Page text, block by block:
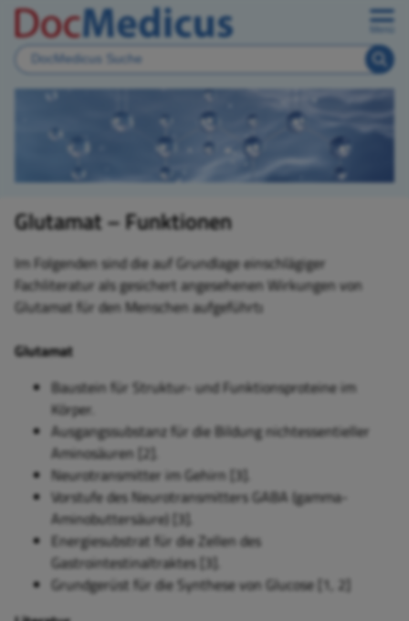
Glutamat – Funktionen
Im Folgenden sind die auf Grundlage einschlägiger
Fachliteratur als gesichert angesehenen Wirkungen von
Glutamat für den Menschen aufgeführt:
Glutamat
Baustein für Struktur- und Funktionsproteine im
Körper.
Ausgangssubstanz für die Bildung nichtessentieller
Aminosäuren [2].
Neurotransmitter im Gehirn [3].
Vorstufe des Neurotransmitters GABA (gamma-
Aminobuttersäure) [3].
Energiesubstrat für die Zellen des
Gastrointestinaltraktes [3].
Grundgerüst für die Synthese von Glucose [1, 2]